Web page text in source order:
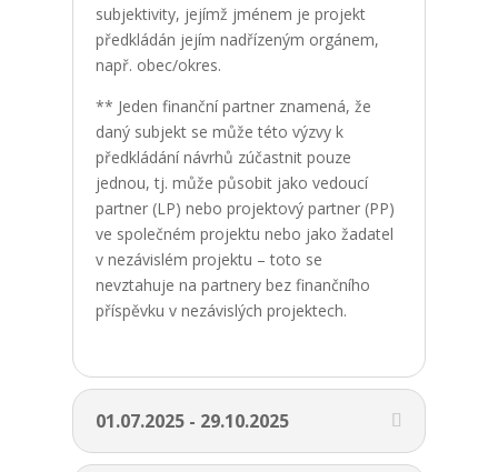
subjektivity, jejímž jménem je projekt
předkládán jejím nadřízeným orgánem,
např. obec/okres.
** Jeden finanční partner znamená, že
daný subjekt se může této výzvy k
předkládání návrhů zúčastnit pouze
jednou, tj. může působit jako vedoucí
partner (LP) nebo projektový partner (PP)
ve společném projektu nebo jako žadatel
v nezávislém projektu – toto se
nevztahuje na partnery bez finančního
příspěvku v nezávislých projektech.
01.07.2025 - 29.10.2025